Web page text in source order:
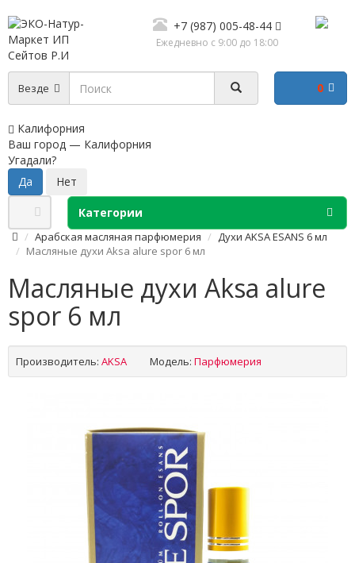
+7 (987) 005-48-44
Ежедневно с 9:00 до 18:00
Везде
Калифорния
Ваш город — Калифорния
Угадали?
0
Категории
Арабская масляная парфюмерия
Духи AKSA ESANS 6 мл
Масляные духи Aksa alure spor 6 мл
Масляные духи Aksa alure
spor 6 мл
Производитель: AKSA Модель: Парфюмерия